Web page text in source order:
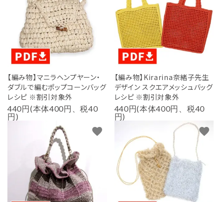
【編み物】マニラヘンプヤーン・
ダブルで編むポップコーンバッグ
レシピ ※割引対象外
440円(本体400円、税40
円)
【編み物】Kirarina奈緒子先生
デザイン スクエアメッシュバッグ
レシピ ※割引対象外
440円(本体400円、税40
円)
favorite favorite